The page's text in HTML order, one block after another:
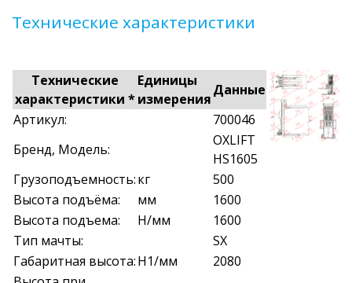
Технические характеристики
Технические
характеристики *
Единицы
измерения
Данные
Артикул:
700046
Бренд, Модель:
OXLIFT
HS1605
Грузоподъемность:кг
500
Высота подъёма:
мм
1600
Высота подъема:
H/мм
1600
Тип мачты:
SX
Габаритная высота:H1/мм
2080